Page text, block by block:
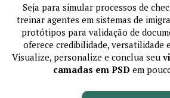
Seja para simular processos de
treinar agentes em sistemas de
protótipos para validação de
oferece credibilidade, versatilidade
Visualize, personalize e conclua seu
camadas em PSD em